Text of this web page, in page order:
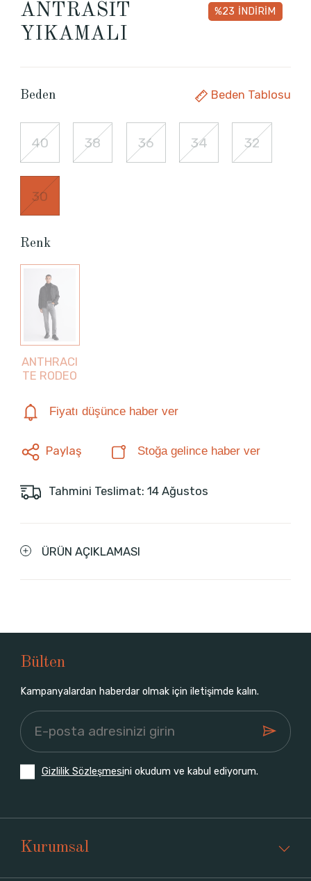
ANTRASİT
YIKAMALI
%23 İNDİRİM
Beden Beden Tablosu
40 38 36 34 32
30
Renk
ANTHRACI
TE RODEO
Fiyatı düşünce haber ver
Paylaş Stoğa gelince haber ver
Tahmini Teslimat: 14 Ağustos
ÜRÜN AÇIKLAMASI
Bülten
Kampanyalardan haberdar olmak için iletişimde kalın.
Gizlilik Sözleşmesini okudum ve kabul ediyorum.
Kurumsal